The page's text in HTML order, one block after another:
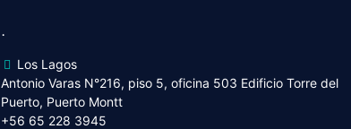
.
Los Lagos
Antonio Varas N°216, piso 5, oficina 503 Edificio Torre del
Puerto, Puerto Montt
+56 65 228 3945